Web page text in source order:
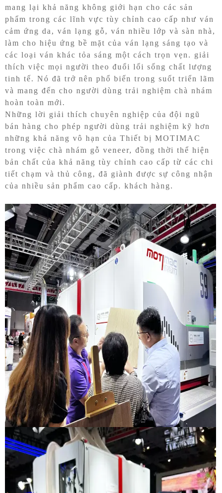
mang lại khả năng không giới hạn cho các sản
phẩm trong các lĩnh vực tùy chỉnh cao cấp như ván
cảm ứng da, ván lạng gỗ, ván nhiều lớp và sàn nhà,
làm cho hiệu ứng bề mặt của ván lạng sáng tạo và
các loại ván khác tỏa sáng một cách trọn vẹn. giải
thích việc mọi người theo đuổi lối sống chất lượng
tinh tế. Nó đã trở nên phổ biến trong suốt triển lãm
và mang đến cho người dùng trải nghiệm chà nhám
hoàn toàn mới.
Những lời giải thích chuyên nghiệp của đội ngũ
bán hàng cho phép người dùng trải nghiệm kỹ hơn
những khả năng vô hạn của Thiết bị MOTIMAC
trong việc chà nhám gỗ veneer, đồng thời thể hiện
bản chất của khả năng tùy chỉnh cao cấp từ các chi
tiết chạm và thủ công, đã giành được sự công nhận
của nhiều sản phẩm cao cấp. khách hàng.